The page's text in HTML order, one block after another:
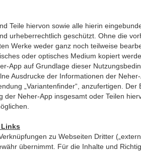
Teile hiervon sowie alle hierin
urheberrechtlich geschützt. Ohne die
Werke weder ganz noch teilweise
oder optisches Medium kopiert
App auf Grundlage dieser
Ausdrucke der Informationen der
„Variantenfinder“, anzufertigen.
der Neher-App insgesamt oder Teilen
Links
zu Webseiten Dritter
übernimmt. Für die Inhalte und